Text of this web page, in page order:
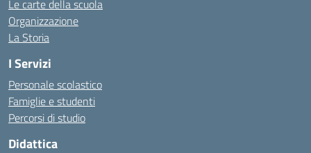
Le carte della scuola
Organizzazione
La Storia
I Servizi
Personale scolastico
Famiglie e studenti
Percorsi di studio
Didattica